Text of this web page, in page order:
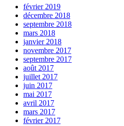
février 2019
décembre 2018
septembre 2018
mars 2018
janvier 2018
novembre 2017
septembre 2017
août 2017
juillet 2017
juin 2017
mai 2017
avril 2017
mars 2017
février 2017